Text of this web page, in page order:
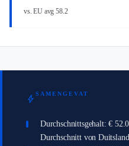
vs. EU avg 58.2
bolt SAMENGEVAT
Durchschnittsgehalt: €
Durchschnitt von